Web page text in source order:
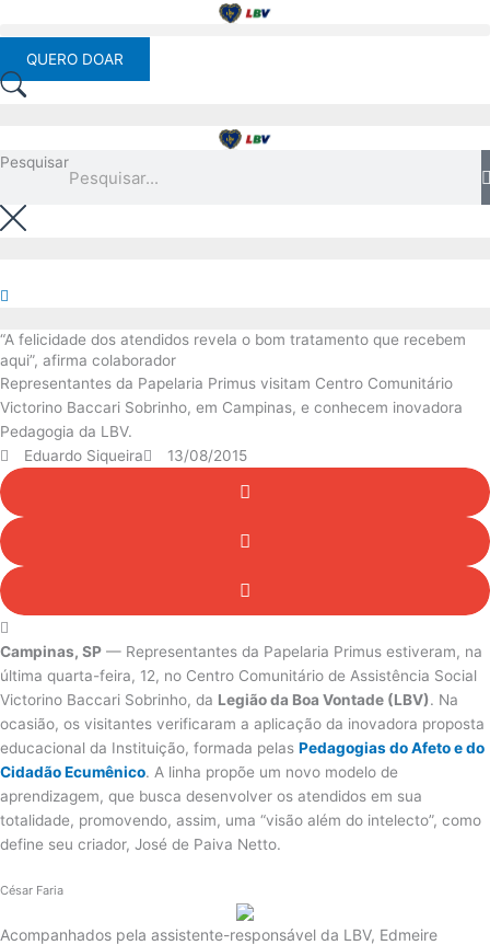
para
conteúdo
QUERO DOAR
Pesquisar
“A felicidade dos atendidos revela o bom tratamento que recebem
aqui”, afirma colaborador
Representantes da Papelaria Primus visitam Centro Comunitário
Victorino Baccari Sobrinho, em Campinas, e conhecem inovadora
Pedagogia da LBV.
Eduardo Siqueira
13/08/2015
Campinas, SP — Representantes da Papelaria Primus estiveram, na
última quarta-feira, 12, no Centro Comunitário de Assistência Social
Victorino Baccari Sobrinho, da Legião da Boa Vontade (LBV). Na
ocasião, os visitantes verificaram a aplicação da inovadora proposta
educacional da Instituição, formada pelas Pedagogias do Afeto e do
Cidadão Ecumênico. A linha propõe um novo modelo de
aprendizagem, que busca desenvolver os atendidos em sua
totalidade, promovendo, assim, uma “visão além do intelecto”, como
define seu criador, José de Paiva Netto.
César Faria
Acompanhados pela assistente-responsável da LBV, Edmeire